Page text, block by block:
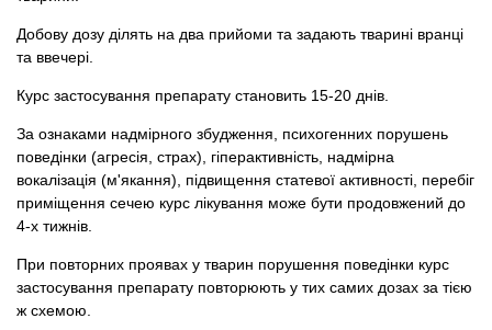
Добову дозу ділять на два прийоми та задають тварині вранці
та ввечері.
Курс застосування препарату становить 15-20 днів.
За ознаками надмірного збудження, психогенних порушень
поведінки (агресія, страх), гіперактивність, надмірна
вокалізація (м'якання), підвищення статевої активності, перебіг
приміщення сечею курс лікування може бути продовжений до
4-х тижнів.
При повторних проявах у тварин порушення поведінки курс
застосування препарату повторюють у тих самих дозах за тією
ж схемою.